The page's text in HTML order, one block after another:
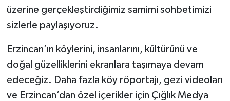
üzerine gerçekleştirdiğimiz samimi sohbetimizi
sizlerle paylaşıyoruz.
Erzincan’ın köylerini, insanlarını, kültürünü ve
doğal güzelliklerini ekranlara taşımaya devam
edeceğiz. Daha fazla köy röportajı, gezi videoları
ve Erzincan’dan özel içerikler için Çığlık Medya